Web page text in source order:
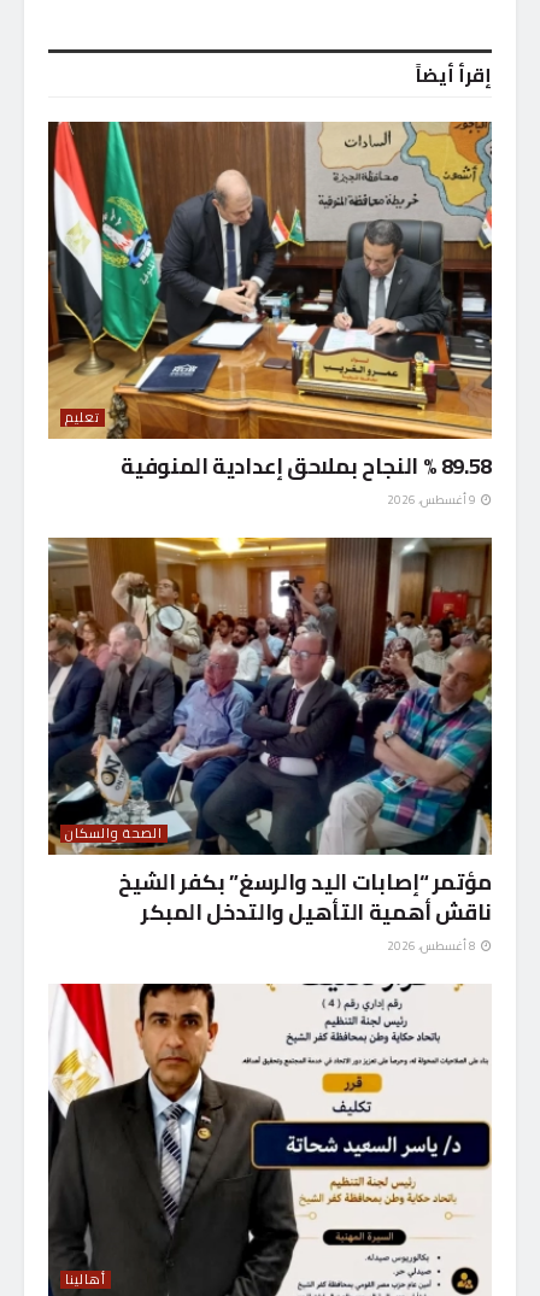
إقرأ أيضاً
تعليم
89.58 % النجاح بملاحق إعدادية المنوفية
الصحة والسكان
مؤتمر “إصابات اليد والرسغ” بكفر الشيخ
ناقش أهمية التأهيل والتدخل المبكر
أهالينا